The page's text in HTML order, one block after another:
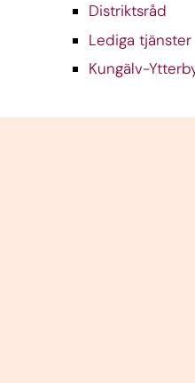
Distriktsråd
Lediga tjänster
Kungälv-